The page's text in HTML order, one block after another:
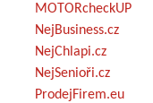
MOTORcheckUP
NejBusiness.cz
NejChlapi.cz
NejSenioři.cz
ProdejFirem.eu